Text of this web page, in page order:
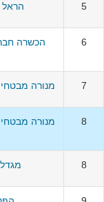
5 הראל
6
הכשרה
7 מנורה
8
מנורה
8